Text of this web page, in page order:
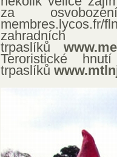
za
membres.lycos.fr/
zahradních
trpaslíků
Teroristické
trpaslíků